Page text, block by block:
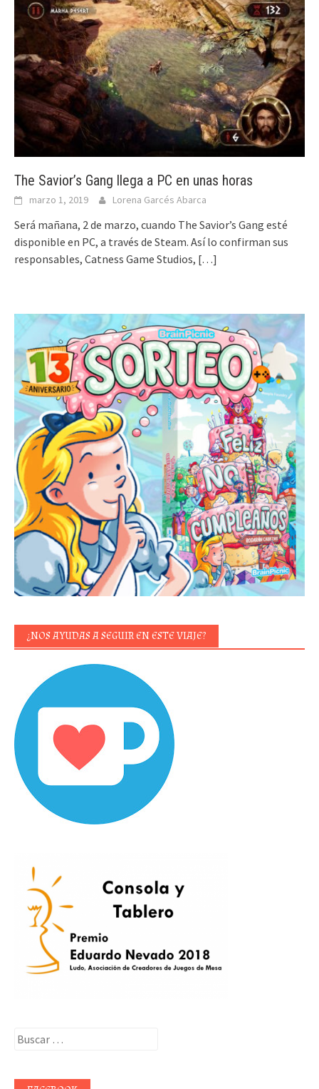
The Savior’s Gang llega a PC en unas horas
marzo 1, 2019 Lorena Garcés Abarca
Será mañana, 2 de marzo, cuando The Savior’s Gang esté
disponible en PC, a través de Steam. Así lo confirman sus
responsables, Catness Game Studios, […]
¿NOS AYUDAS A SEGUIR EN ESTE VIAJE?
Buscar: